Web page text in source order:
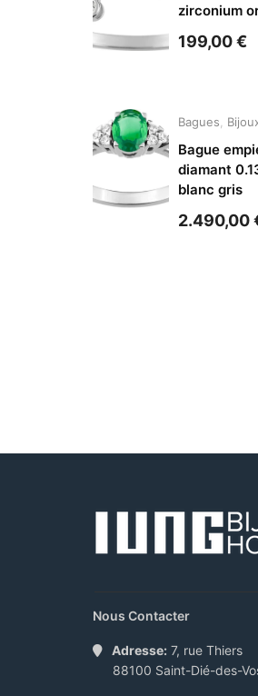
zirconium
199,00€
Bagues
Bague
diamant
blanc gris
2.490,00
Nous Contacter
Adresse: 7, rue Thiers
88100 Saint-Dié-des-